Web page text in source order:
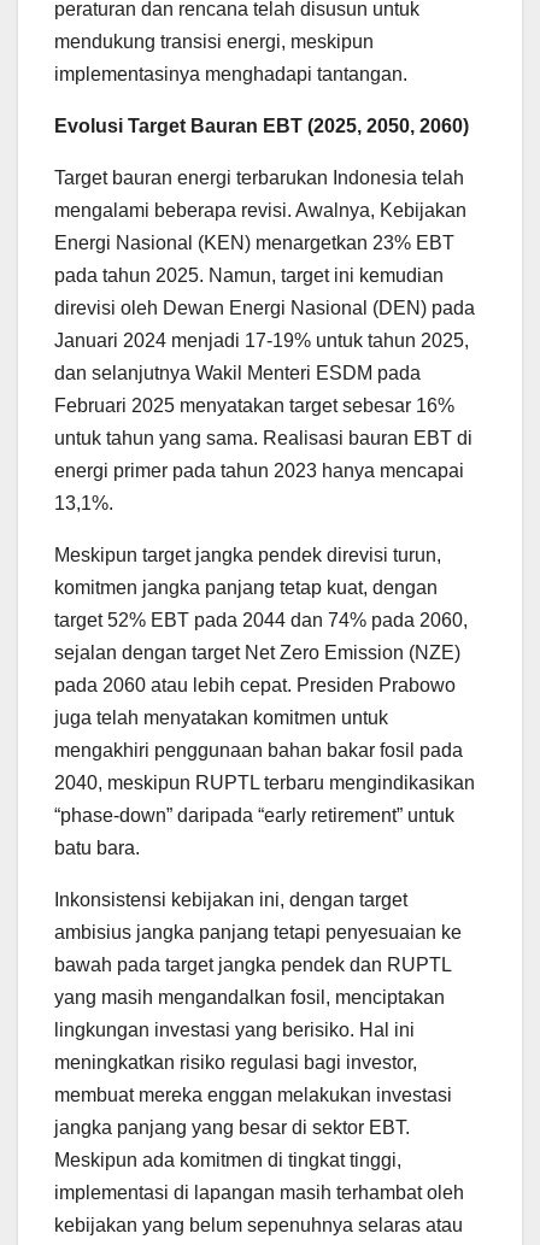
peraturan dan rencana telah disusun untuk
mendukung transisi energi, meskipun
implementasinya menghadapi tantangan.
Evolusi Target Bauran EBT (2025, 2050, 2060)
Target bauran energi terbarukan Indonesia telah
mengalami beberapa revisi. Awalnya, Kebijakan
Energi Nasional (KEN) menargetkan 23% EBT
pada tahun 2025. Namun, target ini kemudian
direvisi oleh Dewan Energi Nasional (DEN) pada
Januari 2024 menjadi 17-19% untuk tahun 2025,
dan selanjutnya Wakil Menteri ESDM pada
Februari 2025 menyatakan target sebesar 16%
untuk tahun yang sama. Realisasi bauran EBT di
energi primer pada tahun 2023 hanya mencapai
13,1%.
Meskipun target jangka pendek direvisi turun,
komitmen jangka panjang tetap kuat, dengan
target 52% EBT pada 2044 dan 74% pada 2060,
sejalan dengan target Net Zero Emission (NZE)
pada 2060 atau lebih cepat. Presiden Prabowo
juga telah menyatakan komitmen untuk
mengakhiri penggunaan bahan bakar fosil pada
2040, meskipun RUPTL terbaru mengindikasikan
“phase-down” daripada “early retirement” untuk
batu bara.
Inkonsistensi kebijakan ini, dengan target
ambisius jangka panjang tetapi penyesuaian ke
bawah pada target jangka pendek dan RUPTL
yang masih mengandalkan fosil, menciptakan
lingkungan investasi yang berisiko. Hal ini
meningkatkan risiko regulasi bagi investor,
membuat mereka enggan melakukan investasi
jangka panjang yang besar di sektor EBT.
Meskipun ada komitmen di tingkat tinggi,
implementasi di lapangan masih terhambat oleh
kebijakan yang belum sepenuhnya selaras atau